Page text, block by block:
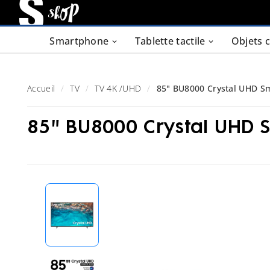
Smartphone Tablette tactile Objets
Accueil TV TV 4K /UHD 85" BU8000 Crystal UHD
85" BU8000 Crystal UHD